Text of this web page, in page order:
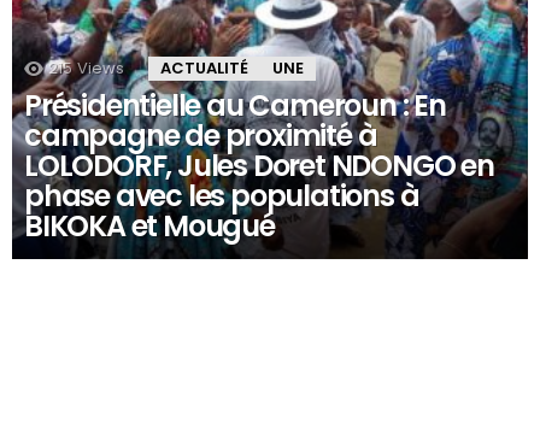
215 Views ACTUALITÉ UNE
Présidentielle au Cameroun : En
campagne de proximité à
LOLODORF, Jules Doret NDONGO en
phase avec les populations à
BIKOKA et Mougué